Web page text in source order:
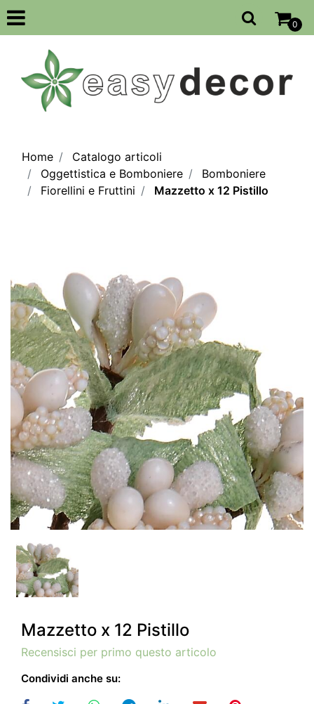
Open
0
Home
Catalogo articoli
Oggettistica e Bomboniere
Bomboniere
Fiorellini e Fruttini
Mazzetto x 12 Pistillo
Mazzetto x 12 Pistillo
Recensisci per primo questo articolo
Condividi anche su: